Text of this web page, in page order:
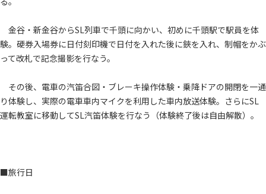
金谷・新金谷からSL列車で千頭に向かい、初めに千頭駅で駅員を体
験。硬券入場券に日付刻印機で日付を入れた後に鋏を入れ、制帽をかぶ
って改札で記念撮影を行なう。
その後、電車の汽笛合図・ブレーキ操作体験・乗降ドアの開閉を一通
り体験し、実際の電車車内マイクを利用した車内放送体験。さらにSL
運転教室に移動してSL汽笛体験を行なう（体験終了後は自由解散）。
■旅行日